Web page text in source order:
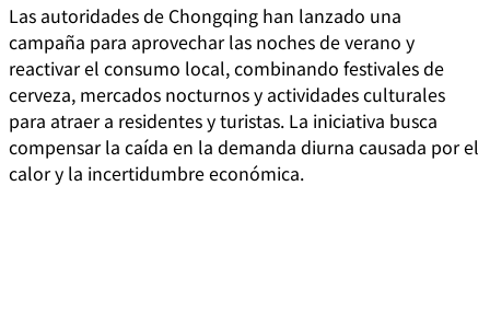
Las autoridades de Chongqing han lanzado una
campaña para aprovechar las noches de verano y
reactivar el consumo local, combinando festivales de
cerveza, mercados nocturnos y actividades culturales
para atraer a residentes y turistas. La iniciativa busca
compensar la caída en la demanda diurna causada por el
calor y la incertidumbre económica.